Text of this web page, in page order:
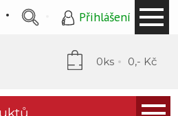
Přihlášení
0ks 0,- Kč